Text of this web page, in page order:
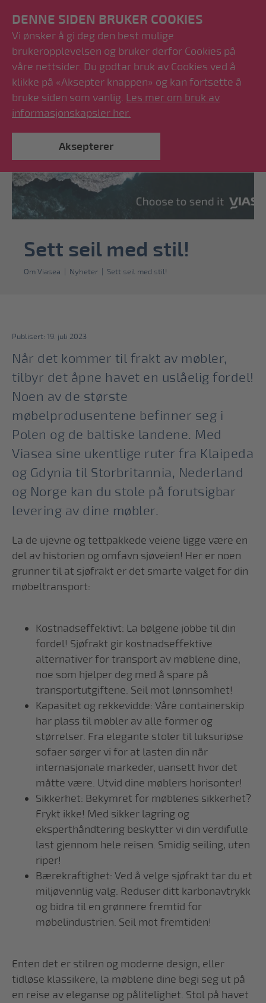
DENNE SIDEN BRUKER COOKIES
Vi ønsker å gi deg den best mulige
brukeropplevelsen og bruker derfor Cookies på
våre nettsider. Du godtar bruk av Cookies ved å
klikke på «Aksepter knappen» og kan fortsette å
bruke siden som vanlig. Les mer om bruk av
informasjonskapsler her.
Aksepterer
Sett seil med stil!
Om Viasea | Nyheter | Sett seil med stil!
Publisert: 19. juli 2023
Når det kommer til frakt av møbler,
tilbyr det åpne havet en uslåelig fordel!
Noen av de største
møbelprodusentene befinner seg i
Polen og de baltiske landene. Med
Viasea sine ukentlige ruter fra Klaipeda
og Gdynia til Storbritannia, Nederland
og Norge kan du stole på forutsigbar
levering av dine møbler.
La de ujevne og tettpakkede veiene ligge være en
del av historien og omfavn sjøveien! Her er noen
grunner til at sjøfrakt er det smarte valget for din
møbeltransport:
Kostnadseffektivt: La bølgene jobbe til din
fordel! Sjøfrakt gir kostnadseffektive
alternativer for transport av møblene dine,
noe som hjelper deg med å spare på
transportutgiftene. Seil mot lønnsomhet!
Kapasitet og rekkevidde: Våre containerskip
har plass til møbler av alle former og
størrelser. Fra elegante stoler til luksuriøse
sofaer sørger vi for at lasten din når
internasjonale markeder, uansett hvor det
måtte være. Utvid dine møblers horisonter!
Sikkerhet: Bekymret for møblenes sikkerhet?
Frykt ikke! Med sikker lagring og
eksperthåndtering beskytter vi din verdifulle
last gjennom hele reisen. Smidig seiling, uten
riper!
Bærekraftighet: Ved å velge sjøfrakt tar du et
miljøvennlig valg. Reduser ditt karbonavtrykk
og bidra til en grønnere fremtid for
møbelindustrien. Seil mot fremtiden!
Enten det er stilren og moderne design, eller
tidløse klassikere, la møblene dine begi seg ut på
en reise av eleganse og pålitelighet. Stol på havet